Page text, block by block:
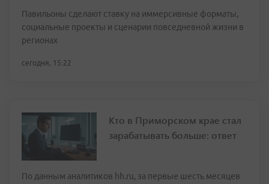
Павильоны сделают ставку на иммерсивные форматы,
социальные проекты и сценарии повседневной жизни в
регионах
сегодня, 15:22
Кто в Приморском крае стал
зарабатывать больше: ответ
По данным аналитиков hh.ru, за первые шесть месяцев